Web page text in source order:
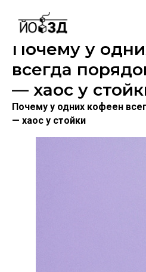
Почему у
всегда
— хаос у
Почему у одних кофеен
— хаос у стойки